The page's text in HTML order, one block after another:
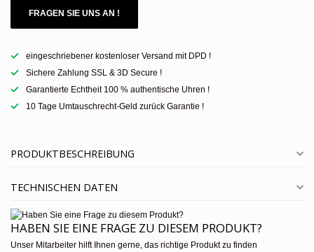
FRAGEN SIE UNS AN !
eingeschriebener kostenloser Versand mit DPD !
Sichere Zahlung SSL & 3D Secure !
Garantierte Echtheit 100 % authentische Uhren !
10 Tage Umtauschrecht-Geld zurück Garantie !
PRODUKTBESCHREIBUNG
TECHNISCHEN DATEN
HABEN SIE EINE FRAGE ZU DIESEM PRODUKT?
Unser Mitarbeiter hilft Ihnen gerne, das richtige Produkt zu finden